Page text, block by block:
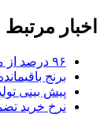
اخبار مرتبط
۹۶ درصد از مطالبات چایکاران شمال کشور پرداخت شد
برنج
پیش بینی تولید ۱۲۰ هزار تن برگ سبز چای در
نرخ خرید